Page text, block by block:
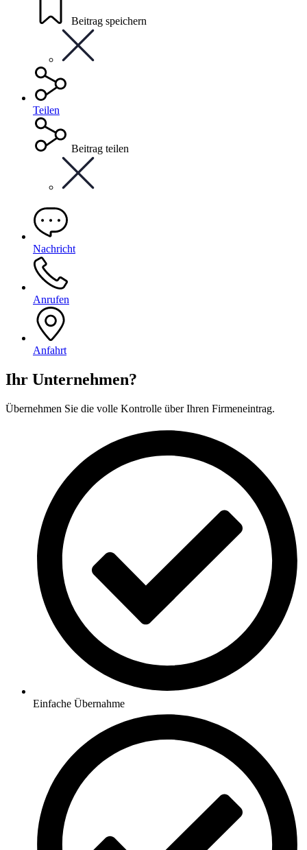
Beitrag speichern
Teilen
Beitrag teilen
Nachricht
Anrufen
Anfahrt
Ihr Unternehmen?
Übernehmen Sie die volle Kontrolle über Ihren Firmeneintrag.
Einfache Übernahme